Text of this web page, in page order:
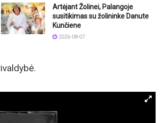
Artėjant Žolinei, Palangoje
susitikimas su žolininke Danute
Kunčiene
2026-08-07